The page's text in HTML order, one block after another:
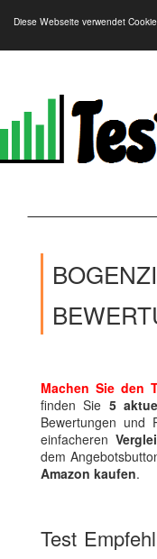
Diese Webseite verwendet
Machen Sie den
finden Sie 5
Bewertungen und
einfacheren
dem
Amazon kaufen.
Test